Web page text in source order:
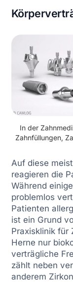
In der
Zahnfüllungen,
Auf diese
reagieren die
Während
problemlos
Patienten
ist ein Grund
Praxisklinik für
Herne nur
verträgliche
zählt neben
anderem